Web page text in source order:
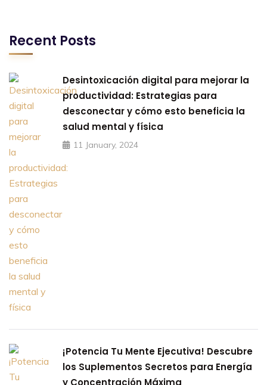
Recent Posts
Desintoxicación digital para mejorar la
productividad: Estrategias para
desconectar y cómo esto beneficia la
salud mental y física
11 January, 2024
¡Potencia Tu Mente Ejecutiva! Descubre
los Suplementos Secretos para Energía
y Concentración Máxima